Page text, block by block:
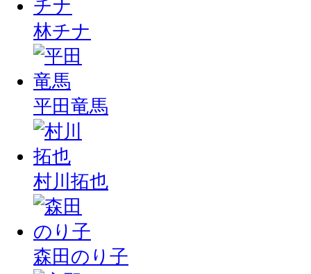
林チナ
平田竜馬
村川拓也
森田のり子